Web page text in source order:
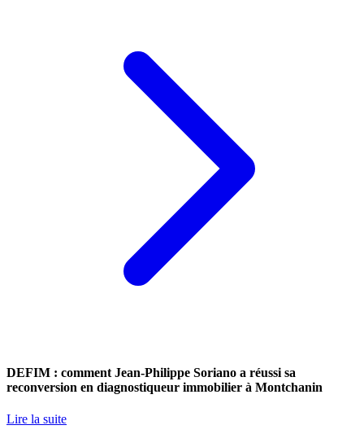
DEFIM : comment Jean-Philippe Soriano a réussi sa
reconversion en diagnostiqueur immobilier à Montchanin
Lire la suite